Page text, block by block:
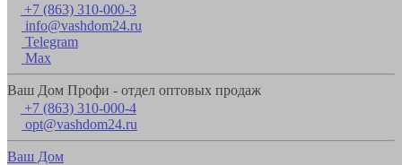
+7 (863) 310-000-3
info@vashdom24.ru
Telegram
Max
Ваш Дом Профи - отдел оптовых продаж
+7 (863) 310-000-4
opt@vashdom24.ru
Ваш Дом